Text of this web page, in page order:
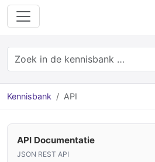
Kennisbank API
API Documentatie
JSON REST API